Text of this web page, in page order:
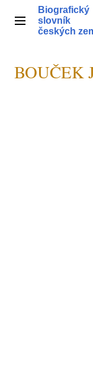
obsahHlavní menu
Biografický
slovník
českých
BOUČEK